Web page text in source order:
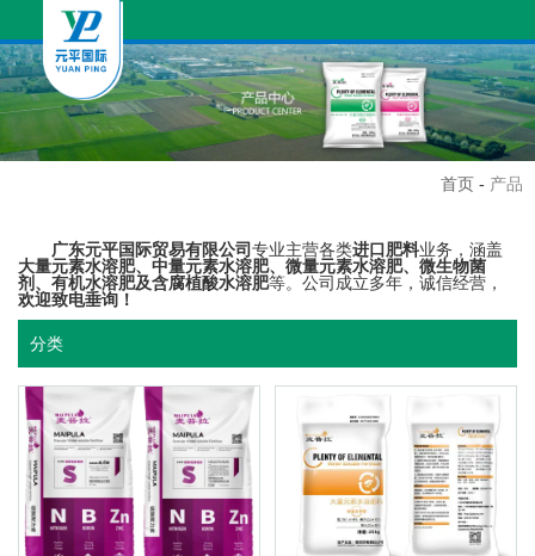
首页 - 产品
广东元平国际贸易有限公司专业主营各类进口肥料业务，涵盖
大量元素水溶肥、中量元素水溶肥、微量元素水溶肥、微生物菌
剂、有机水溶肥及含腐植酸水溶肥等。公司成立多年，诚信经营，
欢迎致电垂询！
分类